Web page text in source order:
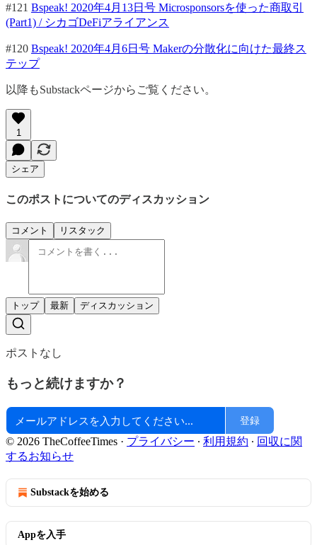
#121 Bspeak! 2020年4月13日号 Microsponsorsを使った商取引
(Part1) / シカゴDeFiアライアンス
#120 Bspeak! 2020年4月6日号 Makerの分散化に向けた最終ス
テップ
以降もSubstackページからご覧ください。
1
シェア
このポストについてのディスカッション
コメント リスタック
トップ 最新 ディスカッション
ポストなし
もっと続けますか？
登録
© 2026 TheCoffeeTimes · プライバシー ∙ 利用規約 ∙ 回収に関
するお知らせ
Substackを始める
Appを入手